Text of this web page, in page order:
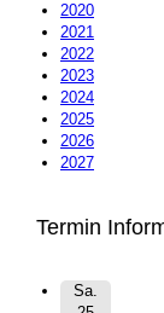
2020
2021
2022
2023
2024
2025
2026
2027
Termin
Sa.